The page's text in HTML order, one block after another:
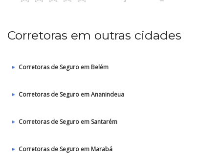
Corretoras em outras cidades
Corretoras de Seguro em Belém
Corretoras de Seguro em Ananindeua
Corretoras de Seguro em Santarém
Corretoras de Seguro em Marabá